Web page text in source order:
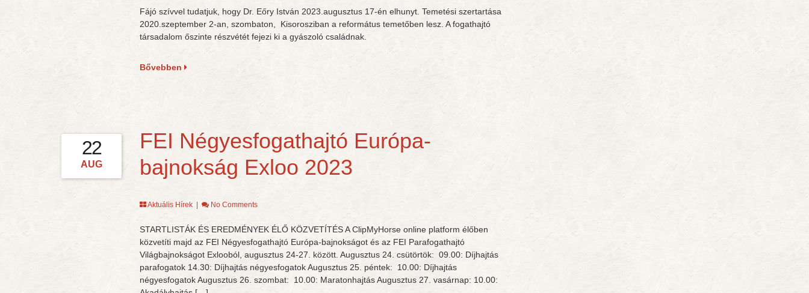
Fájó szívvel tudatjuk, hogy Dr. Eőry István 2023.augusztus 17-én elhunyt. Temetési szertartása
2020.szeptember 2-an, szombaton, Kisorosziban a református temetőben lesz. A fogathajtó
társadalom őszinte részvétét fejezi ki a gyászoló családnak.
Bővebben
22
AUG
FEI Négyesfogathajtó Európa-
bajnokság Exloo 2023
Aktuális Hírek| No Comments
STARTLISTÁK ÉS EREDMÉNYEK ÉLŐ KÖZVETÍTÉS A ClipMyHorse online platform élőben
közvetíti majd az FEI Négyesfogathajtó Európa-bajnokságot és az FEI Parafogathajtó
Világbajnokságot Exlooból, augusztus 24-27. között. Augusztus 24. csütörtök: 09.00: Díjhajtás
parafogatok 14.30: Díjhajtás négyesfogatok Augusztus 25. péntek: 10.00: Díjhajtás
négyesfogatok Augusztus 26. szombat: 10.00: Maratonhajtás Augusztus 27. vasárnap: 10.00: